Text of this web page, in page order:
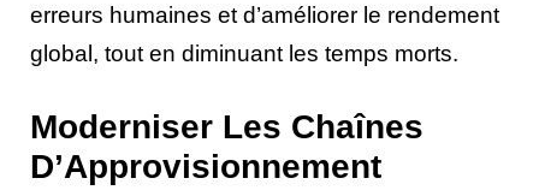
erreurs humaines et d’améliorer le rendement
global, tout en diminuant les temps morts.
Moderniser Les Chaînes
D’Approvisionnement